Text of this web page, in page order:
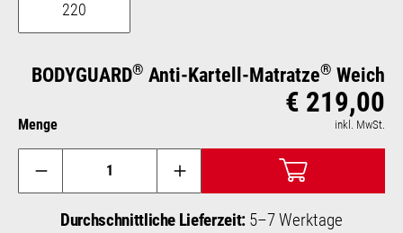
220
BODYGUARD® Anti-Kartell-Matratze® Weich
€ 219,00
inkl. MwSt.
Menge
Durchschnittliche Lieferzeit: 5–7 Werktage